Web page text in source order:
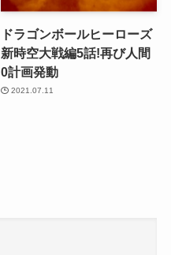
ドラゴンボールヒーローズ
新時空大戦編5話!再び人間
0計画発動
2021.07.11